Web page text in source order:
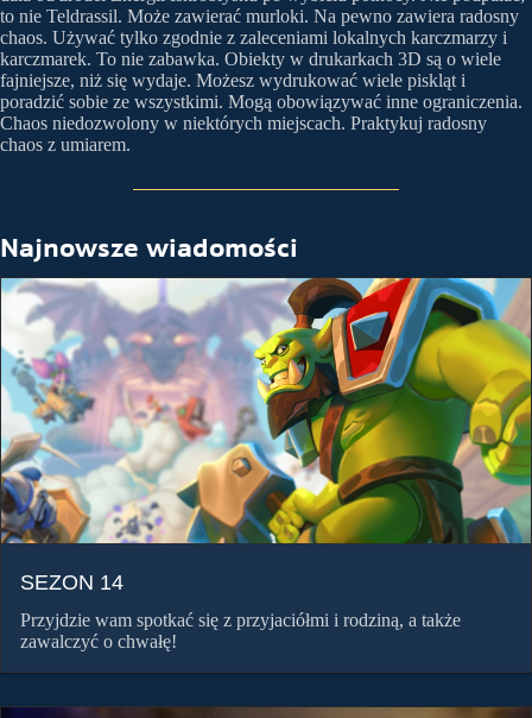
to nie Teldrassil. Może zawierać murloki. Na pewno zawiera radosny
chaos. Używać tylko zgodnie z zaleceniami lokalnych karczmarzy i
karczmarek. To nie zabawka. Obiekty w drukarkach 3D są o wiele
fajniejsze, niż się wydaje. Możesz wydrukować wiele piskląt i
poradzić sobie ze wszystkimi. Mogą obowiązywać inne ograniczenia.
Chaos niedozwolony w niektórych miejscach. Praktykuj radosny
chaos z umiarem.
Najnowsze wiadomości
SEZON 14
Przyjdzie wam spotkać się z przyjaciółmi i rodziną, a także
zawalczyć o chwałę!